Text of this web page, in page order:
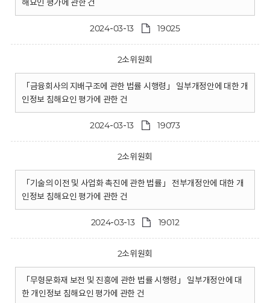
해요인 평가에 관한 건
2024-03-13 19025
2소위원회
「금융회사의 지배구조에 관한 법률 시행령」 일부개정안에 대한 개
인정보 침해요인 평가에 관한 건
2024-03-13 19073
2소위원회
「기술의 이전 및 사업화 촉진에 관한 법률」 전부개정안에 대한 개
인정보 침해요인 평가에 관한 건
2024-03-13 19012
2소위원회
「무형문화재 보전 및 진흥에 관한 법률 시행령」 일부개정안에 대
한 개인정보 침해요인 평가에 관한 건